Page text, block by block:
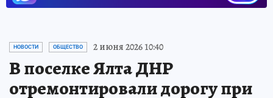
НОВОСТИ ОБЩЕСТВО 2 июня 2026 10:40
В поселке Ялта ДНР
отремонтировали дорогу при